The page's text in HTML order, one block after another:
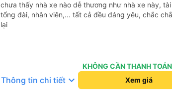
chưa thấy nhà xe nào dễ thương như nhà xe này,
tổng đài, nhân viên,... tất cả đều đáng yêu, chắc
lại
KHÔNG CẦN THANH
Thông tin chi tiết keyboard_arrow_down Xem giá